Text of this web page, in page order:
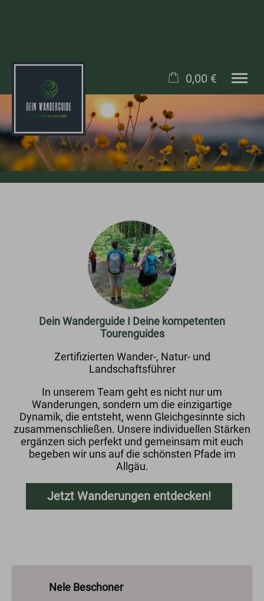
WANDERUNGEN
ANFRAGEN
BLOG
TEAM
0,00 €
Warenkorb ist leer
Dein Wanderguide I Deine kompetenten
Tourenguides
Zertifizierten Wander-, Natur- und
Landschaftsführer
In unserem Team geht es nicht nur um
Wanderungen, sondern um die einzigartige
Dynamik, die entsteht, wenn Gleichgesinnte sich
zusammenschließen. Unsere individuellen Stärken
ergänzen sich perfekt und gemeinsam mit euch
begeben wir uns auf die schönsten Pfade im
Allgäu.
Jetzt Wanderungen entdecken!
Nele Beschoner